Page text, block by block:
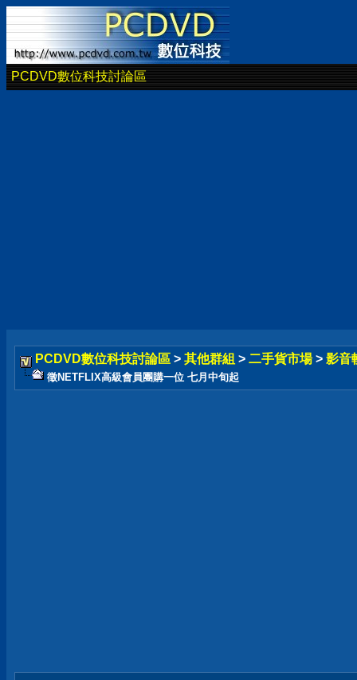
PCDVD數位科技討論區
PCDVD數位科技討論區 > 其他群組 > 二手貨市場 > 影音
徵NETFLIX高級會員團購一位 七月中旬起